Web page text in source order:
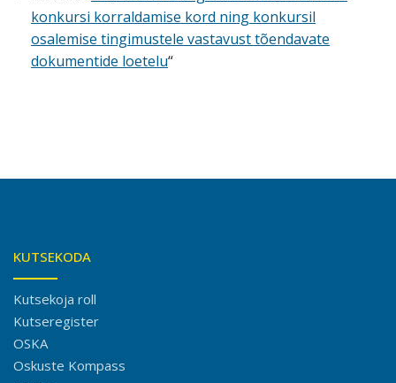
konkursi korraldamise kord ning konkursil
osalemise tingimustele vastavust tõendavate
dokumentide loetelu“
KUTSEKODA
Kutsekoja roll
Kutseregister
OSKA
Oskuste Kompass